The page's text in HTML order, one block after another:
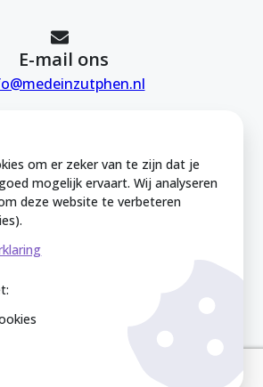
om er zeker van te zijn dat je
mogelijk ervaart. Wij analyseren
deze website te verbeteren
E-mail ons
is onderdeel van de
Uitdaging. KVK Zutphense
08212926
2025